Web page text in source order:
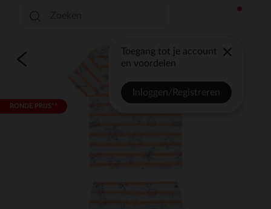
Toegang tot je account
en voordelen
Inloggen/Registreren
RONDE PRIJS**